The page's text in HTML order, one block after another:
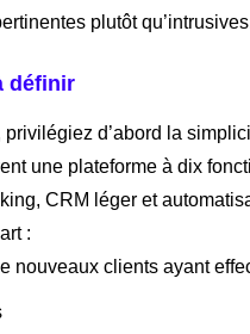
plutôt
définir
privilégiez d’abord la
une plateforme à dix
CRM léger et
:
nouveaux clients ayant